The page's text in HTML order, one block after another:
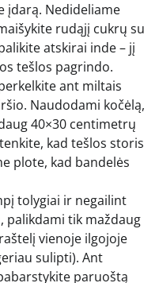
įdarą. Nedideliame
rudąjį cukrų su
atskirai inde – jį
tešlos pagrindo.
ant miltais
Naudodami kočėlą,
40×30 centimetrų
kad tešlos storis
plote, kad bandelės
tolygiai ir negailint
palikdami tik maždaug
vienoje ilgojoje
sulipti). Ant
paruoštą